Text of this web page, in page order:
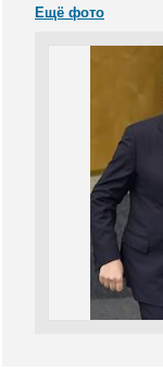
Ещё фото